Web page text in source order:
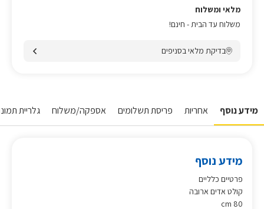
מלאי ומשלוח
משלוח עד הבית - חינם!
בדיקת מלאי בסניפים
מידע נוסף אחריות פריסת תשלומים אספקה/משלוח גלריית
מידע נוסף
פרטיים כלליים
קולט אדים ארובה
80 cm